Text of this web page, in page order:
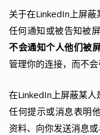
关于在LinkedIn上屏
任何通知或被告知被
不会通知个人他们被
管理你的连接，而不会
在LinkedIn上屏蔽某
任何提示或消息表明
资料、向你发送消息或